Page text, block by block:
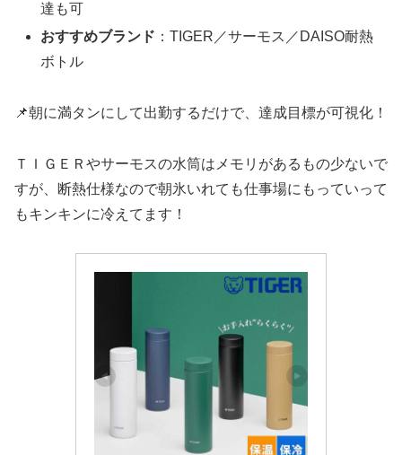
達も可
おすすめブランド ：TIGER／サーモス／DAISO耐熱
ボトル
📌朝に満タンにして出勤するだけで、達成目標が可視化！
ＴＩＧＥＲやサーモスの水筒はメモリがあるもの少ないで
すが、断熱仕様なので朝氷いれても仕事場にもっていって
もキンキンに冷えてます！